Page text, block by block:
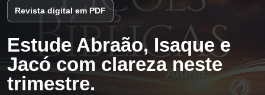
Revista digital em PDF
Estude Abraão, Isaque e
Jacó com clareza neste
trimestre.